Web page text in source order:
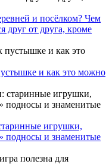
и посёлком? Чем
друг от друга, кроме
и как это можно
игрушки,
подносы и знаменитые